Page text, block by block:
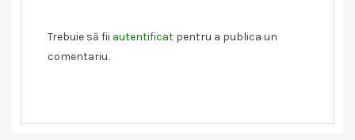
Trebuie să fii autentificat pentru a publica un
comentariu.